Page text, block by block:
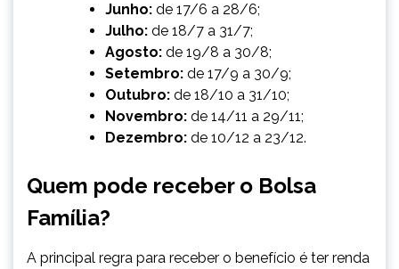
Junho: de 17/6 a 28/6;
Julho: de 18/7 a 31/7;
Agosto: de 19/8 a 30/8;
Setembro: de 17/9 a 30/9;
Outubro: de 18/10 a 31/10;
Novembro: de 14/11 a 29/11;
Dezembro: de 10/12 a 23/12.
Quem pode receber o Bolsa
Família?
A principal regra para receber o benefício é ter renda